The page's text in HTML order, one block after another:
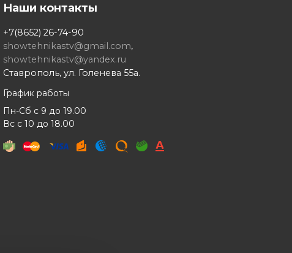
Наши контакты
+7(8652) 26-74-90
showtehnikastv@gmail.com,
showtehnikastv@yandex.ru
Ставрополь, ул. Голенева 55а.
График работы
Пн-Сб с 9 до 19.00
Вс с 10 до 18.00